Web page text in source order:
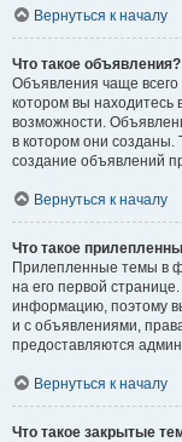
Вернуться к началу
Что такое объявления?
Объявления чаще
котором вы
возможности.
в котором они созданы.
создание объявлений
Вернуться к началу
Что такое
Прилепленные темы в
на его первой
информацию, поэтому
и с объявлениями,
предоставляются
Вернуться к началу
Что такое закрытые